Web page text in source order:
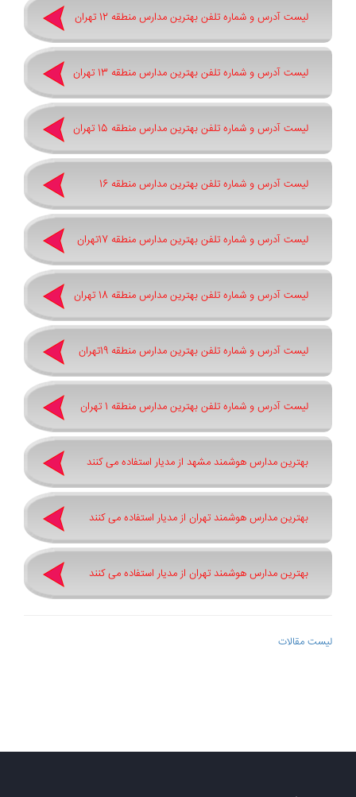
لیست آدرس و شماره تلفن بهترین مدارس منطقه 12 تهران
لیست آدرس و شماره تلفن بهترین مدارس منطقه 13 تهران
لیست آدرس و شماره تلفن بهترین مدارس منطقه 15 تهران
لیست آدرس و شماره تلفن بهترین مدارس منطقه 16
لیست آدرس و شماره تلفن بهترین مدارس منطقه 17تهران
لیست آدرس و شماره تلفن بهترین مدارس منطقه 18 تهران
لیست آدرس و شماره تلفن بهترین مدارس منطقه 19تهران
لیست آدرس و شماره تلفن بهترین مدارس منطقه 1 تهران
بهترین مدارس هوشمند مشهد از مدیار استفاده می کنند
بهترین مدارس هوشمند تهران از مدیار استفاده می کنند
بهترین مدارس هوشمند تهران از مدیار استفاده می کنند
لیست مقالات